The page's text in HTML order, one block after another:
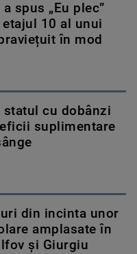
spus „Eu plec”
10 al unui
în mod
cu dobânzi
suplimentare
din incinta unor
amplasate în
şi Giurgiu